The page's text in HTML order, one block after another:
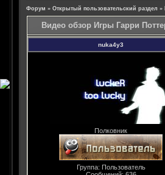
Форум » Открытый пользовательский раздел »
Видео обзор Игры Гарри
nuka4y3
Полковник
Группа: Пользователь